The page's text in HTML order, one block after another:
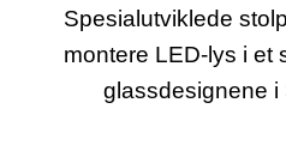
Spesialutviklede
montere LED-lys i et
glassdesignene i